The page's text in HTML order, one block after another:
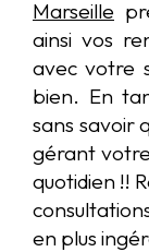
Marseille
ainsi vos
avec votre
bien. En
sans savoir
gérant
quotidien !!
en plus